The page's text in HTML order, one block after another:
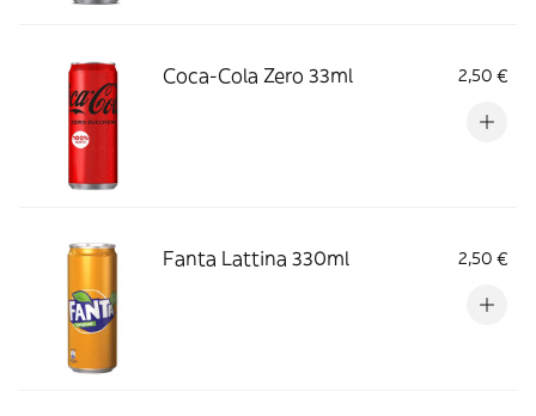
Coca-Cola Zero 33ml 2,50 €
Fanta Lattina 330ml 2,50 €